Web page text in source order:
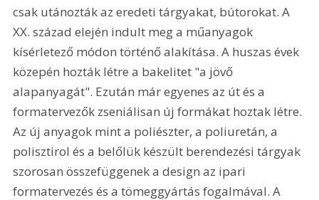
csak utánozták az eredeti tárgyakat, bútorokat. A
XX. század elején indult meg a műanyagok
kísérletező módon történő alakítása. A huszas évek
közepén hozták létre a bakelitet "a jövő
alapanyagát". Ezután már egyenes az út és a
formatervezők zseniálisan új formákat hoztak létre.
Az új anyagok mint a poliészter, a poliuretán, a
polisztirol és a belőlük készült berendezési tárgyak
szorosan összefüggenek a design az ipari
formatervezés és a tömeggyártás fogalmával. A